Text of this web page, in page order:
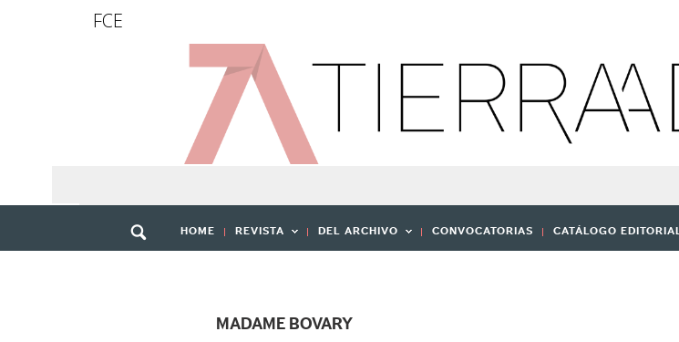
FCE
HOME REVISTA DEL ARCHIVO CONVOCATORIAS CATÁLOGO EDITORIAL
MADAME BOVARY